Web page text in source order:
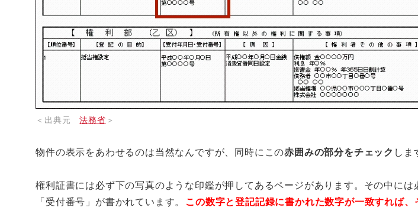
＜出典元法務省 ＞
物件の表示をあわせるのは当然なんですが、同時にこの赤囲みの部分をチェック しま
権利証書には必ず下の写真のような印鑑が押してあるページがあります。その中には
「受付番号」が書かれています。 この数字と登記記録に書かれた数字が一致すれば